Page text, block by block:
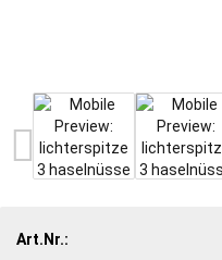
Art.Nr.: